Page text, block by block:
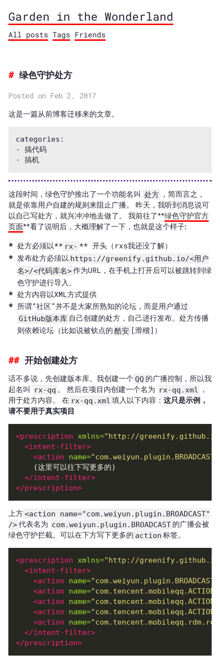
Garden in the Wonderland
All posts Tags Friends
绿色守护处方
Posted on Feb 2, 2017
这是一篇从前博客迁移来的文章。
categories:
- 搞代码
这段时间，绿色守护推出了一个功能名叫 处方 ，简而言之，
就是依靠用户自建的规则来阻止广播。 昨天，我听到消息说可
以自己写处方，就兴冲冲地去做了。 我前往了**绿色守护官方
页面**看了说明后，大概理解了一下，也就是这个样子:
处方必须以** rx- ** 开头（rxs我还没了解）
发布处方必须以 https://greenify.github.io/<用户
名>/<代码库名>作为URL，在手机上打开后可以被跳转到绿
色守护进行导入。
处方内容以XML方式提供
所谓“社区”并不是大家所熟知的论坛，而是用户通过
GitHub版本库 自己创建的处方，自己进行发布。处方传播
则依赖论坛（比如说被钦点的 酷安 [滑稽]）
开始创建处方
话不多说，先创建版本库。我创建一个 QQ 的广播控制，所以我
起名叫
rx-qq 。 然后在项目内创建一个名为 rx-qq.xml
，
用于处方内容。 在 rx-qq.xml 填入以下内容： 这只是示例，
请不要用于真实项目
<prescription xmlns="http://greenify.github.io/
<intent-filter>
<action
name="com.weiyun.plugin.BROADCAST"
</intent-filter>
</prescription>
上方<action name="com.weiyun.plugin.BROADCAST"
/>代表名为 com.weiyun.plugin.BROADCAST 的广播会被
绿色守护拦截。可以在下方写下更多的 action 标签。
<prescription xmlns="http://greenify.github.io/
<intent-filter>
<action
name="com.weiyun.plugin.BROADCAST"
<action
name=
<action
name=
<action
name=
<action
name=
</intent-filter>
</prescription>